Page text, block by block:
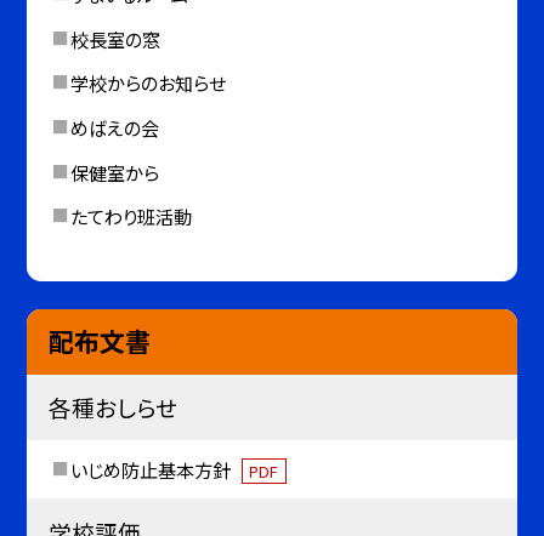
校長室の窓
学校からのお知らせ
めばえの会
保健室から
たてわり班活動
配布文書
各種おしらせ
いじめ防止基本方針 PDF